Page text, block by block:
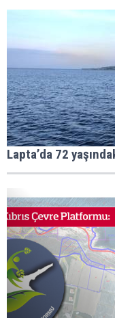
Lapta’da 72